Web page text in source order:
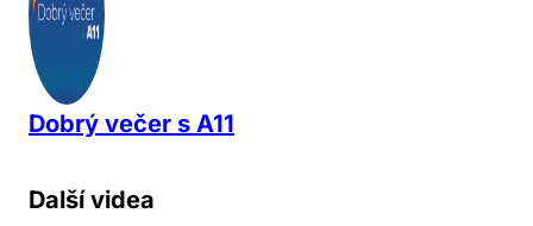
Dobrý večer s A11
Další videa